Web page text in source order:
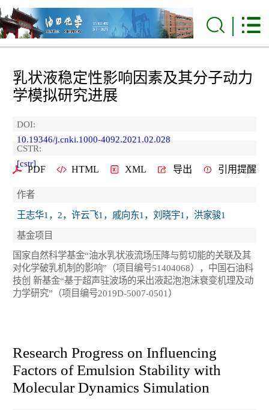
乳状液稳定性影响因素及其分子动力
学模拟研究进展
DOI:
10.19346/j.cnki.1000-4092.2021.02.028
CSTR:
[cstr]
PDF HTML XML 导出 引用提醒
作者
王志华1，2，许云飞1，戚向东1，刘晓宇1，洪家骏1
基金项目
国家自然科学基金“油水乳状液流场压降与剪切能的关联及其
对化学破乳机制的影响”（项目编号51404068），中国石油科
技创 新基金“基于超声驻波场的采出液起泡泡沫衰变机理及动
力学研究”（项目编号2019D-5007-0501）
Research Progress on Influencing
Factors of Emulsion Stability with
Molecular Dynamics Simulation